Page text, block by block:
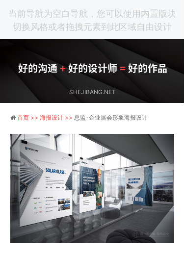
当前导航为空白导航，您可以使用内置版块
切换风格或者拖拽元素到此区域自由设计
好的沟通+好的设计师 = 好的作品
SHEJIBANG.NET
首页 >> 海报设计 >> 总监-企业展会形象海报设计